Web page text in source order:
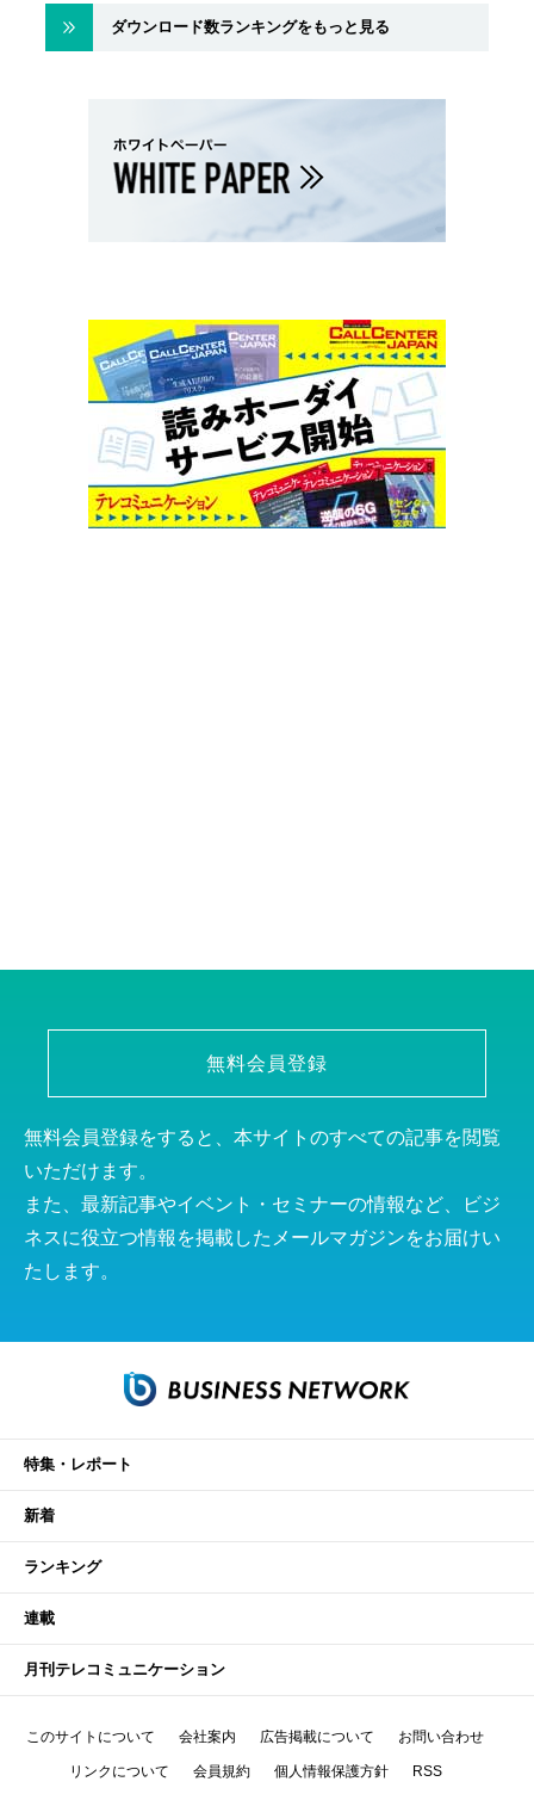
ダウンロード数ランキングをもっと見る
無料会員登録
無料会員登録をすると、本サイトのすべての記事を閲覧
いただけます。
また、最新記事やイベント・セミナーの情報など、ビジ
ネスに役立つ情報を掲載したメールマガジンをお届けい
たします。
特集・レポート
新着
ランキング
連載
月刊テレコミュニケーション
このサイトについて 会社案内 広告掲載について お問い合わせ
リンクについて 会員規約 個人情報保護方針 RSS